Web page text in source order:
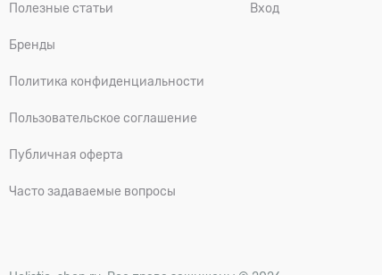
Полезные статьи
Бренды
Политика конфиденциальности
Пользовательское соглашение
Публичная оферта
Часто задаваемые вопросы
Вход